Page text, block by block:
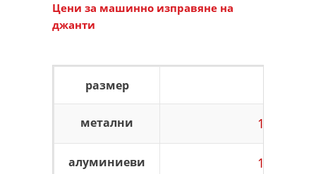
Цени за машинно изправяне на
джанти
размер
метални 11.00€
алуминиеви 11.00€